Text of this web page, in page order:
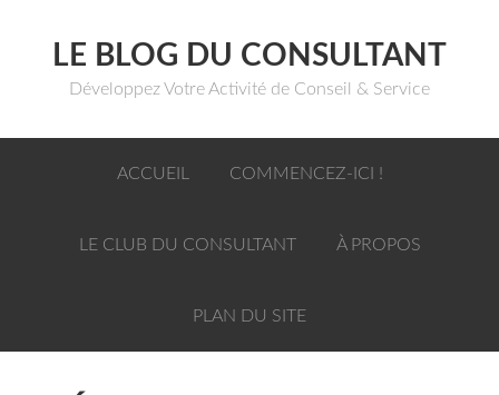
LE BLOG DU CONSULTANT
Développez Votre Activité de Conseil & Service
ACCUEIL COMMENCEZ-ICI !
LE CLUB DU CONSULTANT À PROPOS
PLAN DU SITE